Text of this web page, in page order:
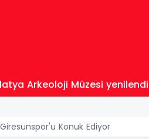
Arkeoloji Müzesi yenilendi
Konuk Ediyor